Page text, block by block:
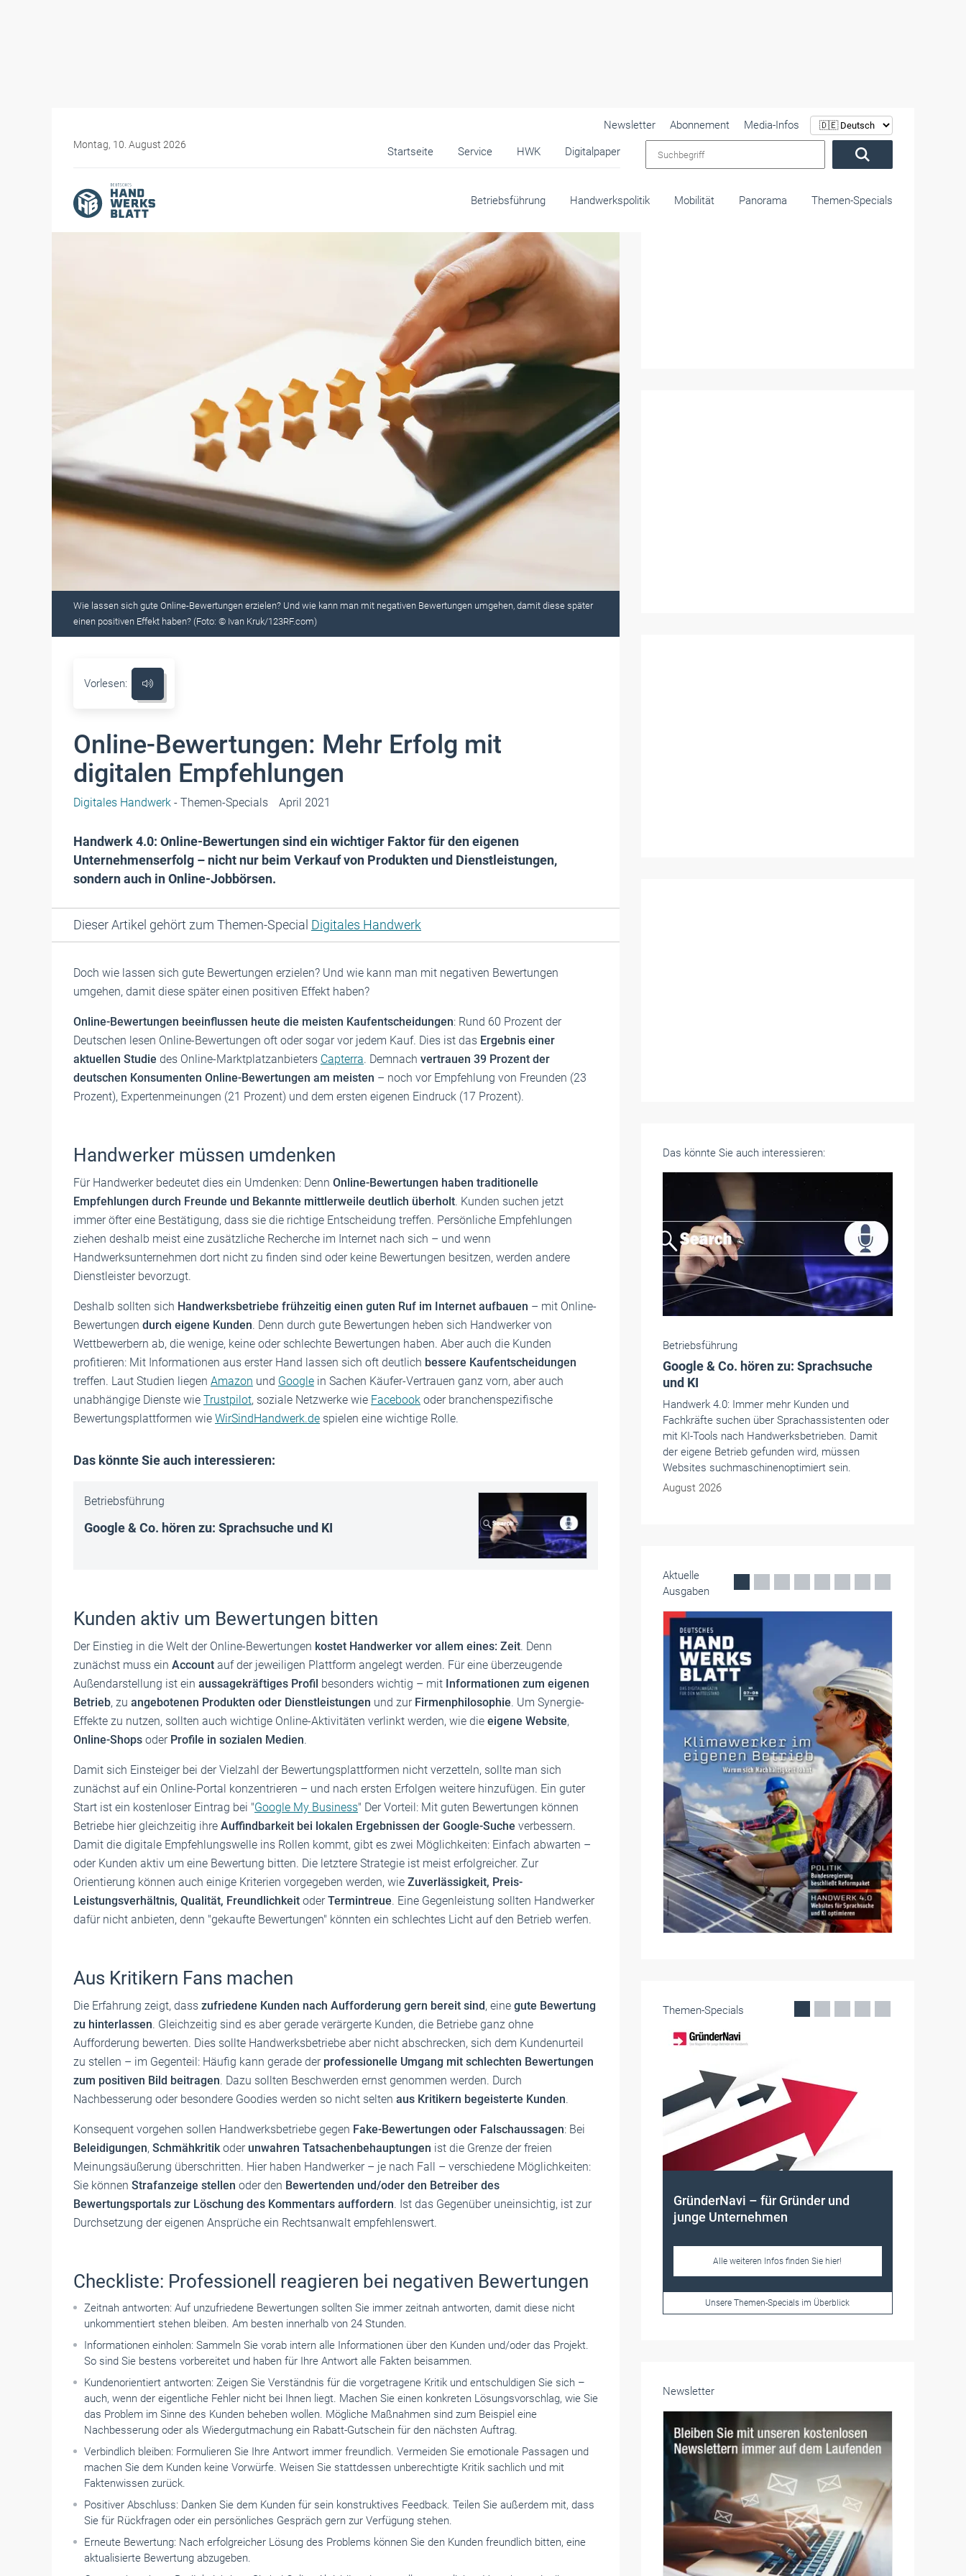
Montag, 10. August 2026
Startseite Service HWK Digitalpaper
Newsletter Abonnement
Media-Infos
Betriebsführung Handwerkspolitik Mobilität Panorama Themen-Specials
Wie lassen sich gute Online-Bewertungen erzielen? Und wie kann man mit negativen Bewertungen umgehen, damit diese später
einen positiven Effekt haben? (Foto: © Ivan Kruk/123RF.com)
Vorlesen:
Online-Bewertungen: Mehr Erfolg mit
digitalen Empfehlungen
Digitales Handwerk - Themen-Specials April 2021
Handwerk 4.0: Online-Bewertungen sind ein wichtiger Faktor für den eigenen
Unternehmenserfolg – nicht nur beim Verkauf von Produkten und Dienstleistungen,
sondern auch in Online-Jobbörsen.
Dieser Artikel gehört zum Themen-Special Digitales Handwerk
Doch wie lassen sich gute Bewertungen erzielen? Und wie kann man mit negativen Bewertungen
umgehen, damit diese später einen positiven Effekt haben?
Online-Bewertungen beeinflussen heute die meisten Kaufentscheidungen: Rund 60 Prozent der
Deutschen lesen Online-Bewertungen oft oder sogar vor jedem Kauf. Dies ist das Ergebnis einer
aktuellen Studie des Online-Marktplatzanbieters Capterra. Demnach vertrauen 39 Prozent der
deutschen Konsumenten Online-Bewertungen am meisten – noch vor Empfehlung von Freunden (23
Prozent), Expertenmeinungen (21 Prozent) und dem ersten eigenen Eindruck (17 Prozent).
Handwerker müssen umdenken
Für Handwerker bedeutet dies ein Umdenken: Denn Online-Bewertungen haben traditionelle
Empfehlungen durch Freunde und Bekannte mittlerweile deutlich überholt. Kunden suchen jetzt
immer öfter eine Bestätigung, dass sie die richtige Entscheidung treffen. Persönliche Empfehlungen
ziehen deshalb meist eine zusätzliche Recherche im Internet nach sich – und wenn
Handwerksunternehmen dort nicht zu finden sind oder keine Bewertungen besitzen, werden andere
Dienstleister bevorzugt.
Deshalb sollten sich Handwerksbetriebe frühzeitig einen guten Ruf im Internet aufbauen – mit Online-
Bewertungen durch eigene Kunden. Denn durch gute Bewertungen heben sich Handwerker von
Wettbewerbern ab, die wenige, keine oder schlechte Bewertungen haben. Aber auch die Kunden
profitieren: Mit Informationen aus erster Hand lassen sich oft deutlich bessere Kaufentscheidungen
treffen. Laut Studien liegen Amazon und Google in Sachen Käufer-Vertrauen ganz vorn, aber auch
unabhängige Dienste wie Trustpilot, soziale Netzwerke wie Facebook oder branchenspezifische
Bewertungsplattformen wie WirSindHandwerk.de spielen eine wichtige Rolle.
Das könnte Sie auch interessieren:
Betriebsführung
Google & Co. hören zu: Sprachsuche und KI
Kunden aktiv um Bewertungen bitten
Der Einstieg in die Welt der Online-Bewertungen kostet Handwerker vor allem eines: Zeit. Denn
zunächst muss ein Account auf der jeweiligen Plattform angelegt werden. Für eine überzeugende
Außendarstellung ist ein aussagekräftiges Profil besonders wichtig – mit Informationen zum eigenen
Betrieb, zu angebotenen Produkten oder Dienstleistungen und zur Firmenphilosophie. Um Synergie-
Effekte zu nutzen, sollten auch wichtige Online-Aktivitäten verlinkt werden, wie die eigene Website,
Online-Shops oderProfile in sozialen Medien.
Damit sich Einsteiger bei der Vielzahl der Bewertungsplattformen nicht verzetteln, sollte man sich
zunächst auf ein Online-Portal konzentrieren – und nach ersten Erfolgen weitere hinzufügen. Ein guter
Start ist ein kostenloser Eintrag bei "Google My Business" Der Vorteil: Mit guten Bewertungen können
Betriebe hier gleichzeitig ihre Auffindbarkeit bei lokalen Ergebnissen der Google-Suche verbessern.
Damit die digitale Empfehlungswelle ins Rollen kommt, gibt es zwei Möglichkeiten: Einfach abwarten –
oder Kunden aktiv um eine Bewertung bitten. Die letztere Strategie ist meist erfolgreicher. Zur
Orientierung können auch einige Kriterien vorgegeben werden, wie Zuverlässigkeit, Preis-
Leistungsverhältnis, Qualität, Freundlichkeit oderTermintreue. Eine Gegenleistung sollten Handwerker
dafür nicht anbieten, denn "gekaufte Bewertungen" könnten ein schlechtes Licht auf den Betrieb werfen.
Aus Kritikern Fans machen
Die Erfahrung zeigt, dass zufriedene Kunden nach Aufforderung gern bereit sind, eine gute Bewertung
zu hinterlassen. Gleichzeitig sind es aber gerade verärgerte Kunden, die Betriebe ganz ohne
Aufforderung bewerten. Dies sollte Handwerksbetriebe aber nicht abschrecken, sich dem Kundenurteil
zu stellen – im Gegenteil: Häufig kann gerade der professionelle Umgang mit schlechten Bewertungen
zum positiven Bild beitragen. Dazu sollten Beschwerden ernst genommen werden. Durch
Nachbesserung oder besondere Goodies werden so nicht selten aus Kritikern begeisterte Kunden.
Konsequent vorgehen sollen Handwerksbetriebe gegen Fake-Bewertungen oder Falschaussagen: Bei
Beleidigungen, Schmähkritikoder unwahren Tatsachenbehauptungen ist die Grenze der freien
Meinungsäußerung überschritten. Hier haben Handwerker – je nach Fall – verschiedene Möglichkeiten:
Sie können Strafanzeige stellen oder den Bewertenden und/oder den Betreiber des
Bewertungsportals zur Löschung des Kommentars auffordern. Ist das Gegenüber uneinsichtig, ist zur
Durchsetzung der eigenen Ansprüche ein Rechtsanwalt empfehlenswert.
Checkliste: Professionell reagieren bei negativen Bewertungen
Zeitnah antworten: Auf unzufriedene Bewertungen sollten Sie immer zeitnah antworten, damit diese nicht
unkommentiert stehen bleiben. Am besten innerhalb von 24 Stunden.
Informationen einholen: Sammeln Sie vorab intern alle Informationen über den Kunden und/oder das Projekt.
So sind Sie bestens vorbereitet und haben für Ihre Antwort alle Fakten beisammen.
Kundenorientiert antworten: Zeigen Sie Verständnis für die vorgetragene Kritik und entschuldigen Sie sich –
auch, wenn der eigentliche Fehler nicht bei Ihnen liegt. Machen Sie einen konkreten Lösungsvorschlag, wie Sie
das Problem im Sinne des Kunden beheben wollen. Mögliche Maßnahmen sind zum Beispiel eine
Nachbesserung oder als Wiedergutmachung ein Rabatt-Gutschein für den nächsten Auftrag.
Verbindlich bleiben: Formulieren Sie Ihre Antwort immer freundlich. Vermeiden Sie emotionale Passagen und
machen Sie dem Kunden keine Vorwürfe. Weisen Sie stattdessen unberechtigte Kritik sachlich und mit
Faktenwissen zurück.
Positiver Abschluss: Danken Sie dem Kunden für sein konstruktives Feedback. Teilen Sie außerdem mit, dass
Sie für Rückfragen oder ein persönliches Gespräch gern zur Verfügung stehen.
Erneute Bewertung: Nach erfolgreicher Lösung des Problems können Sie den Kunden freundlich bitten, eine
aktualisierte Bewertung abzugeben.
Das könnte Sie auch interessieren:
Betriebsführung
Google & Co. hören zu: Sprachsuche
und KI
Handwerk 4.0: Immer mehr Kunden und
Fachkräfte suchen über Sprachassistenten oder
mit KI-Tools nach Handwerksbetrieben. Damit
der eigene Betrieb gefunden wird, müssen
Websites suchmaschinenoptimiert sein.
August 2026
Aktuelle
Ausgaben
Themen-Specials
Frauen im Handwerk
Unsere Themen-Specials im Überblick
Newsletter